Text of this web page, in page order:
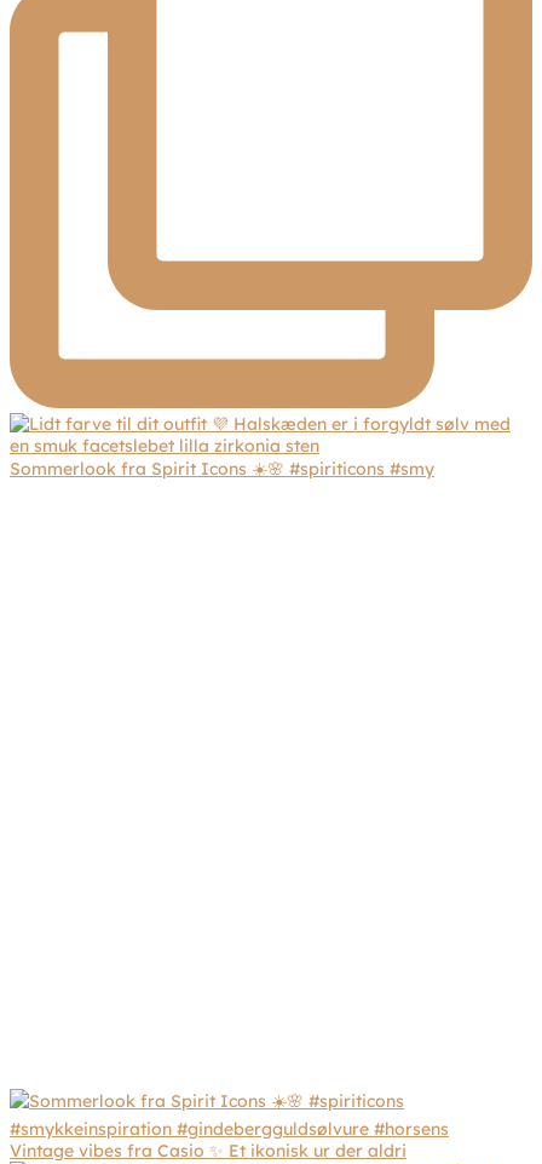
Sommerlook fra Spirit Icons ☀️🌸 #spiriticons #smy
Vintage vibes fra Casio ✨ Et ikonisk ur der aldri